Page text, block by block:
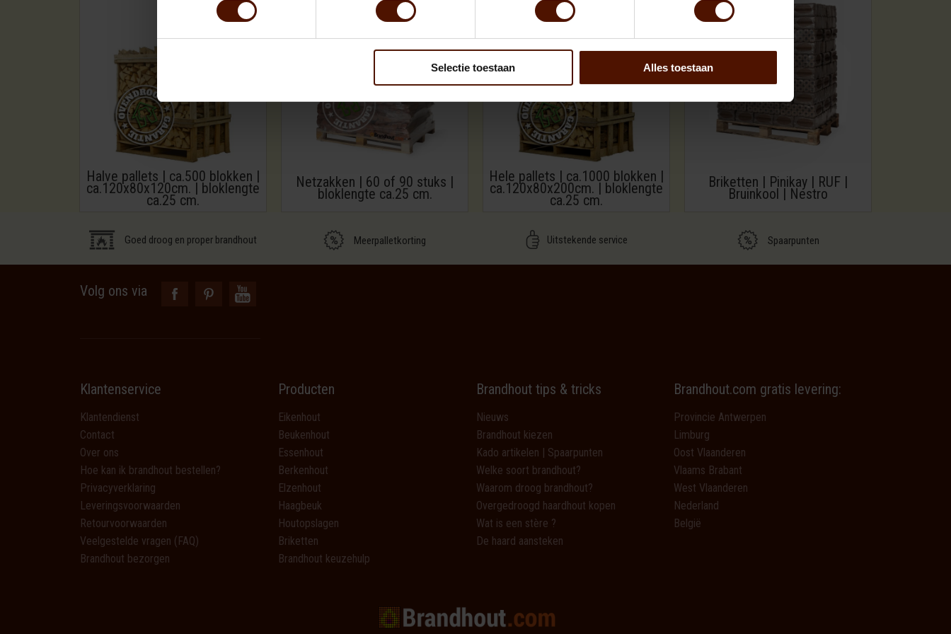
Selectie toestaan Alles toestaan
Halve pallets | ca.500 blokken |
ca.120x80x120cm. | bloklengte
ca.25 cm.
Netzakken | 60 of 90 stuks |
bloklengte ca.25 cm.
Hele pallets | ca.1000 blokken |
ca.120x80x200cm. | bloklengte
ca.25 cm.
Briketten | Pinikay | RUF |
Bruinkool | Nestro
Goed droog en proper brandhout Meerpalletkorting Uitstekende service Spaarpunten
Volg ons via
Klantenservice
Klantendienst
Contact
Over ons
Hoe kan ik brandhout bestellen?
Privacyverklaring
Leveringsvoorwaarden
Retourvoorwaarden
Veelgestelde vragen (FAQ)
Brandhout bezorgen
Producten
Eikenhout
Beukenhout
Essenhout
Berkenhout
Elzenhout
Haagbeuk
Houtopslagen
Briketten
Brandhout keuzehulp
Brandhout tips & tricks
Nieuws
Brandhout kiezen
Kado artikelen | Spaarpunten
Welke soort brandhout?
Waarom droog brandhout?
Overgedroogd haardhout kopen
Wat is een stère ?
De haard aansteken
Brandhout.com gratis levering:
Provincie Antwerpen
Limburg
Oost Vlaanderen
Vlaams Brabant
West Vlaanderen
Nederland
België